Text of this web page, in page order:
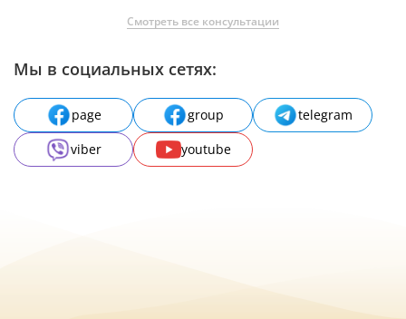
Смотреть все консультации
Мы в социальных сетях:
page group
telegram
viber
youtube